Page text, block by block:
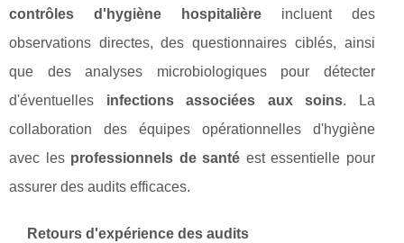
contrôles d'hygiène hospitalièreincluent des
observations directes, des questionnaires ciblés, ainsi
que des analyses microbiologiques pour détecter
d'éventuelles infections associées aux soins. La
collaboration des équipes opérationnelles d'hygiène
avec les professionnels de santé est essentielle pour
assurer des audits efficaces.
Retours d'expérience des audits